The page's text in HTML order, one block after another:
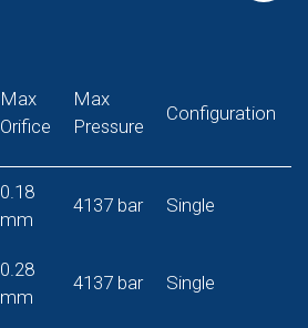
Max
Orifice
Max
Pressure
Configuration
0.18
mm
4137 bar Single
0.28
mm
4137 bar Single